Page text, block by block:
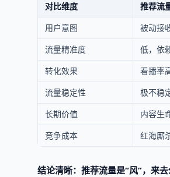
对比维度 推荐流
用户意图
被动接
流量精准度
低，依
转化效果
看播率
流量稳定性
极不稳
长期价值
内容生
竞争成本
红海厮
结论清晰：推荐流量是“风”，来